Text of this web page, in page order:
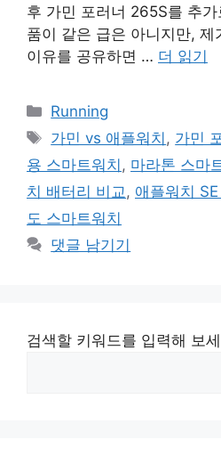
후 가민 포러너 265S를 추
품이 같은 급은 아니지만, 제
이유를 공유하면 … 더 읽기
카
테
리
Running
태
그
가민 vs 애플워치 , 가민
용 스마트워치 , 마라톤 스마
치 배터리 비교, 애플워치
도 스마트워치
댓글 남기기
검색할 키워드를 입력해 보